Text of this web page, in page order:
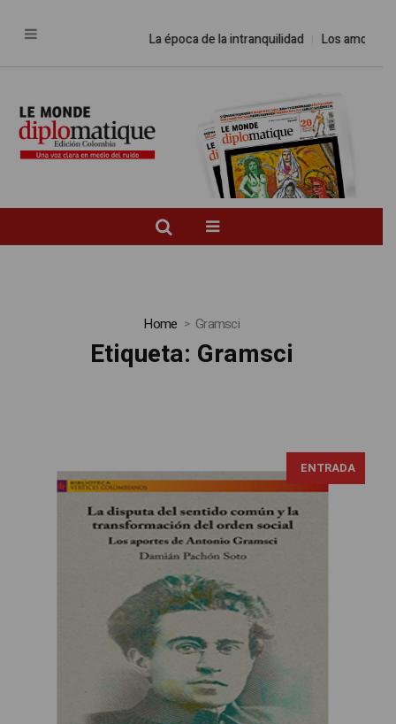
La época de la intranquilidad Los amos del
Home Gramsci
Etiqueta: Gramsci
ENTRADA